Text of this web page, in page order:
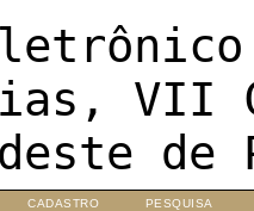
VII
de
CADASTRO PESQUISA